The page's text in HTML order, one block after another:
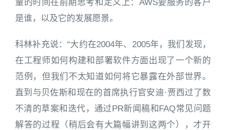
量的时间在前期思考和定义上：AWS要服务的客户
是谁，以及它的发展愿景。
科林补充说：“大约在2004年、2005年，我们发现，
在工程师如何构建和部署软件方面出现了一个新的
范例，但我们不太知道如何将它暴露在外部世界。
直到与贝佐斯和现在的首席执行官安迪·贾西过了数
不清的草案和迭代，通过PR新闻稿和FAQ常见问题
解答的过程（稍后会有大篇幅讲到这两个），才开